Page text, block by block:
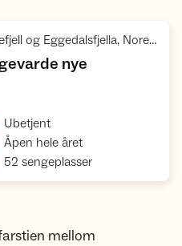
Norefjell og Eggedalsfjella, Norefjella - Reinsjøfjell villreinområde
nye
Ubetjent,
Åpen hele året,
52 sengeplasser,
mellom